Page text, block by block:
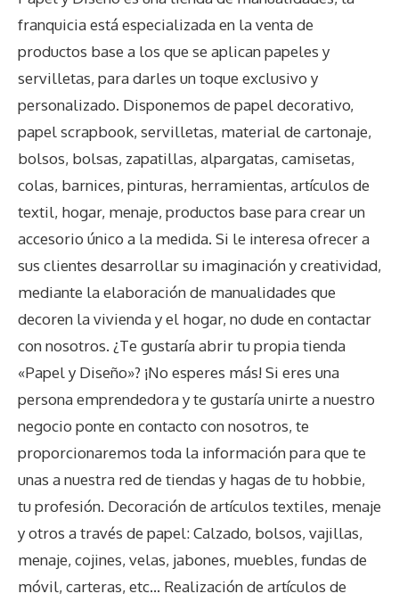
franquicia está especializada en la venta de
productos base a los que se aplican papeles y
servilletas, para darles un toque exclusivo y
personalizado. Disponemos de papel decorativo,
papel scrapbook, servilletas, material de cartonaje,
bolsos, bolsas, zapatillas, alpargatas, camisetas,
colas, barnices, pinturas, herramientas, artículos de
textil, hogar, menaje, productos base para crear un
accesorio único a la medida. Si le interesa ofrecer a
sus clientes desarrollar su imaginación y creatividad,
mediante la elaboración de manualidades que
decoren la vivienda y el hogar, no dude en contactar
con nosotros. ¿Te gustaría abrir tu propia tienda
«Papel y Diseño»? ¡No esperes más! Si eres una
persona emprendedora y te gustaría unirte a nuestro
negocio ponte en contacto con nosotros, te
proporcionaremos toda la información para que te
unas a nuestra red de tiendas y hagas de tu hobbie,
tu profesión. Decoración de artículos textiles, menaje
y otros a través de papel: Calzado, bolsos, vajillas,
menaje, cojines, velas, jabones, muebles, fundas de
móvil, carteras, etc… Realización de artículos de